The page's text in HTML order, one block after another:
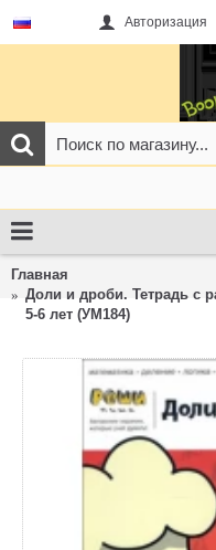
Авторизация
Главная
Доли и дроби. Тетрадь с
5-6 лет (УМ184)